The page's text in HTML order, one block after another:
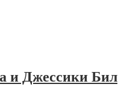
и Джессики Бил